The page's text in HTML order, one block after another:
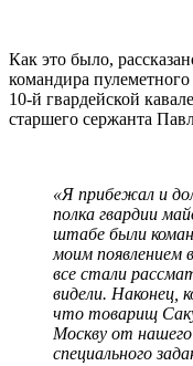
Как это было,
командира пулеметного
10-й гвардейской
старшего сержанта
«Я прибежал и
полка гвардии
штабе были
моим появлением
все стали
видели. Наконец,
что товарищ
Москву от
специального